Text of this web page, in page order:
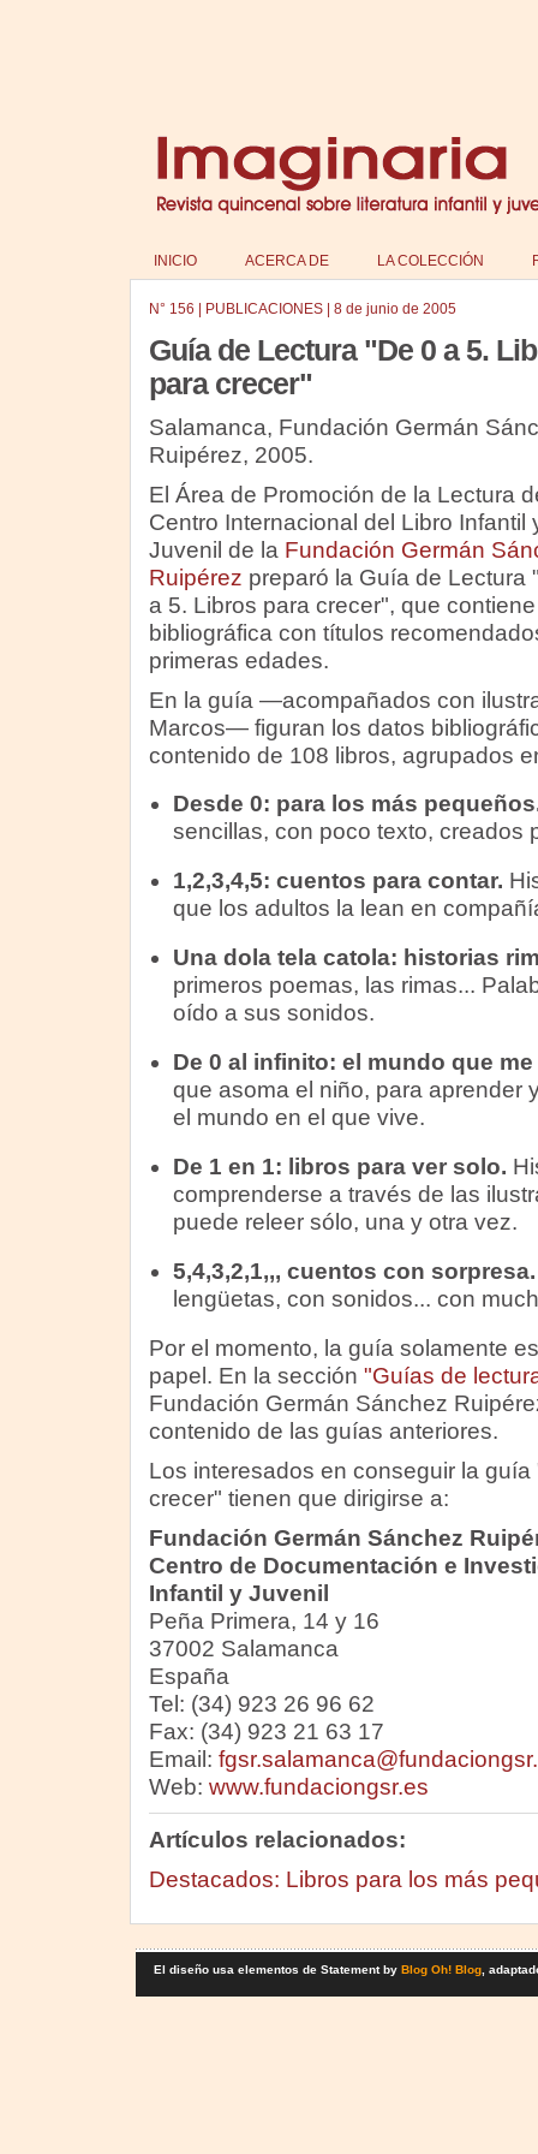
INICIO ACERCA DE LA COLECCIÓN
N° 156 PUBLICACIONES| 8 de junio de 2005
Guía de Lectura "De 0 a 5.
para crecer"
Salamanca, Fundación Germán
Ruipérez, 2005.
El Área de Promoción de la Lectura
Centro Internacional del Libro Infantil
Juvenil de la Fundación Germán
Ruipérez preparó la Guía de Lectura
a 5. Libros para crecer", que
bibliográfica con títulos
primeras edades.
En la guía —acompañados con
Marcos— figuran los datos
contenido de 108 libros, agrupados
Desde 0: para los más
sencillas, con poco texto, creados
1,2,3,4,5: cuentos para contar.
que los adultos la lean en
Una dola tela catola: historias
primeros poemas, las rimas...
oído a sus sonidos.
De 0 al infinito: el mundo que
que asoma el niño, para aprender
el mundo en el que vive.
De 1 en 1: libros para ver solo.
comprenderse a través de las
puede releer sólo, una y otra vez.
5,4,3,2,1,,, cuentos con
lengüetas, con sonidos... con
Por el momento, la guía solamente
papel. En la sección "Guías de
Fundación Germán Sánchez
contenido de las guías anteriores.
Los interesados en conseguir la
crecer" tienen que dirigirse a:
Fundación Germán Sánchez
Centro de Documentación e
Infantil y Juvenil
Peña Primera, 14 y 16
37002 Salamanca
España
Tel: (34) 923 26 96 62
Fax: (34) 923 21 63 17
Email:
Web: www.fundaciongsr.es
Artículos relacionados:
Destacados: Libros para los más
El diseño usa elementos de Statement by Blog Oh! Blog,